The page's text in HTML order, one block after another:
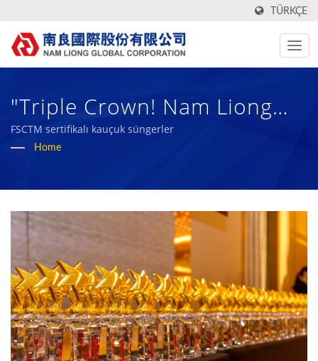
TÜRKÇE
"Triple Crown! Nam Liong
Global 1111'den '2023
Kazanıyor" | 50 Yıldan Fazla
Süredir Yüksek Performanslı
Teknik Kumaş Ve Biyo
Kauçuk Sünger Üreticisi |
Nam Liong
FSCTM sertifikalı kauçuk süngerler
Home